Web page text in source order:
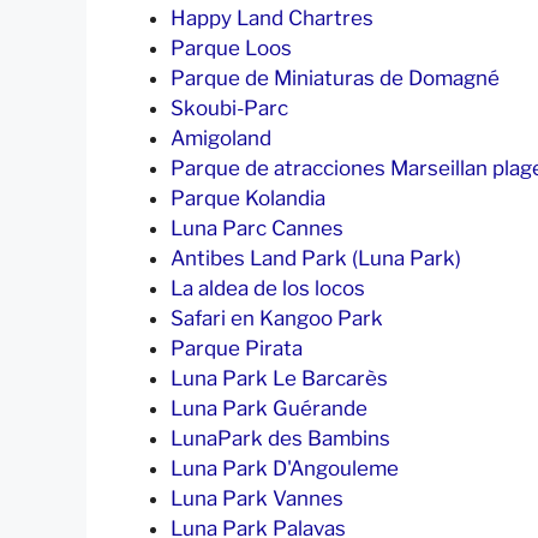
Happy Land Chartres
Parque Loos
Parque de Miniaturas de Domagné
Skoubi-Parc
Amigoland
Parque de atracciones Marseillan
Parque Kolandia
Luna Parc Cannes
Antibes Land Park (Luna Park)
La aldea de los locos
Safari en Kangoo Park
Parque Pirata
Luna Park Le Barcarès
Luna Park Guérande
LunaPark des Bambins
Luna Park D'Angouleme
Luna Park Vannes
Luna Park Palavas